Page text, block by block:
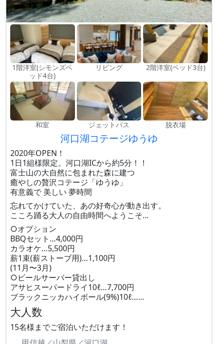
1階洋室(シモンズベ
ッド4台)
リビング 2階洋室(ベッド3台)
和室 ジェットバス 脱衣場
河口湖コテージゆうゆ
2020年OPEN！
1日1組様限定。河口湖ICから約5分！！
富士山の大自然に包まれた森に建つ
癒やしの贅沢コテージ「ゆうゆ」
有意義で 美しい 夢時間
忘れてかけていた、あの好奇心が動き出す。
こころ踊る大人の自由時間へようこそ…
○オプション
BBQセット…4,000円
カラオケ…5,500円
薪1束(薪ストーブ用)…1,100円
(11月〜3月)
○ビールサーバー貸出し
アサヒスーパードライ10ℓ…7,700円
ブラックニッカハイボール(9%)10ℓ……
大人数
15名様までご宿泊いただけます！